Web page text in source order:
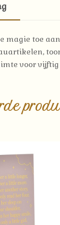
magie toe
voor vijftig